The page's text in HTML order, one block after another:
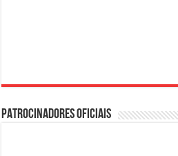
PATROCINADORES OFICIAIS